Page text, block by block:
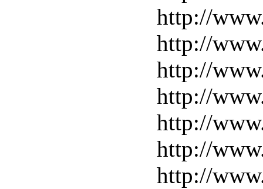
http://
http://
http://
http://
http://
http://
http://